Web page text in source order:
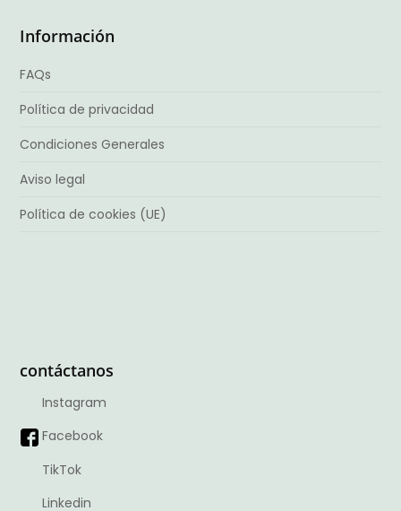
Información
FAQs
Política de privacidad
Condiciones Generales
Aviso legal
Política de cookies (UE)
contáctanos
Instagram
Facebook
TikTok
Linkedin